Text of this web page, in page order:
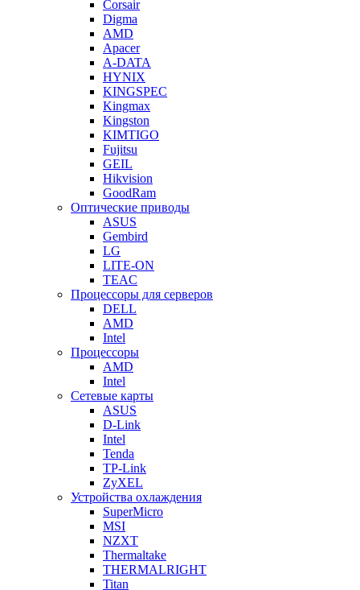
Corsair
Digma
AMD
Apacer
A-DATA
HYNIX
KINGSPEC
Kingmax
Kingston
KIMTIGO
Fujitsu
GEIL
Hikvision
GoodRam
Оптические приводы
ASUS
Gembird
LG
LITE-ON
TEAC
Процессоры для серверов
DELL
AMD
Intel
Процессоры
AMD
Intel
Сетевые карты
ASUS
D-Link
Intel
Tenda
TP-Link
ZyXEL
Устройства охлаждения
SuperMicro
MSI
NZXT
Thermaltake
THERMALRIGHT
Titan